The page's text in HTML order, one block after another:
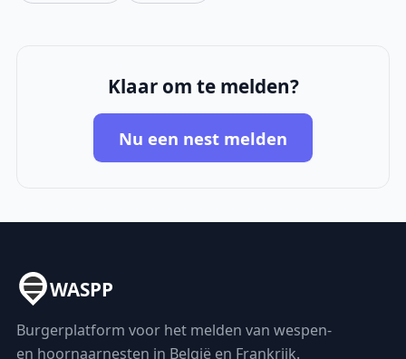
Klaar om te melden?
Nu een nest melden
WASPP
Burgerplatform voor het melden van wespen-
en hoornaarnesten in België en Frankrijk.